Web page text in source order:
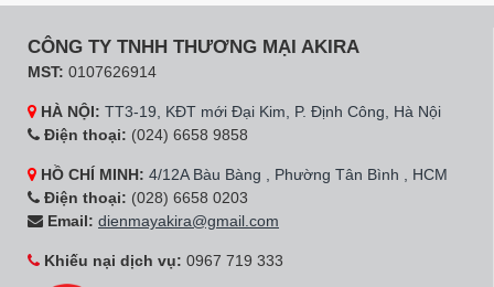
CÔNG TY TNHH THƯƠNG MẠI AKIRA
MST: 0107626914
HÀ NỘI: TT3-19, KĐT mới Đại Kim, P. Định Công, Hà Nội
Điện thoại: (024) 6658 9858
HỒ CHÍ MINH: 4/12A Bàu Bàng , Phường Tân Bình , HCM
Điện thoại: (028) 6658 0203
Email: dienmayakira@gmail.com
Khiếu nại dịch vụ: 0967 719 333